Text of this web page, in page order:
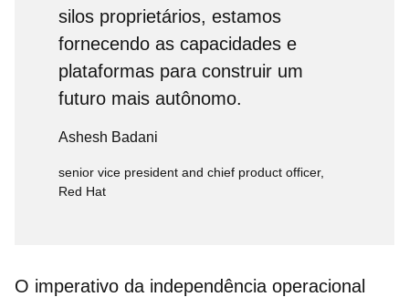
silos proprietários, estamos
fornecendo as capacidades e
plataformas para construir um
futuro mais autônomo.
Ashesh Badani
senior vice president and chief product officer,
Red Hat
O imperativo da independência operacional